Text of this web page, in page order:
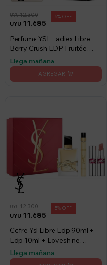
UYU 11.685
UYU12.300 5
Perfume YSL Ladies Libre
Berry Crush EDP Fruitée
90ml
Llega mañana
UYU 11.685
UYU12.300 5
Cofre Ysl Libre Edp 90ml +
Edp 10ml + Loveshine
Lipstick 44
Llega mañana